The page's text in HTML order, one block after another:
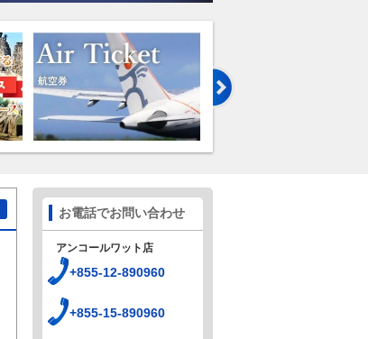
お電話でお問い合わせ
アンコールワット店
+855-12-890960
+855-15-890960